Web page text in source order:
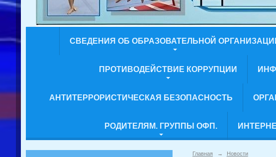
СВЕДЕНИЯ ОБ ОБРАЗОВАТЕЛЬНОЙ
ПРОТИВОДЕЙСТВИЕ КОРРУПЦИИ
АНТИТЕРРОРИСТИЧЕСКАЯ БЕЗОПАСНОСТЬ
РОДИТЕЛЯМ. ГРУППЫ ОФП.
Главная → Новости